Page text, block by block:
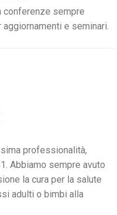
conferenze sempre
e seminari.
professionalità,
Abbiamo sempre avuto
la cura per la salute
adulti o bimbi alla